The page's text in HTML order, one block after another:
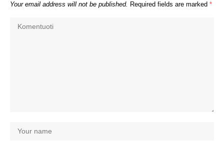
Your email address will not be published. Required fields are marked *